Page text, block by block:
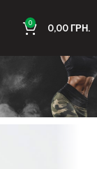
0 0,00ГРН.